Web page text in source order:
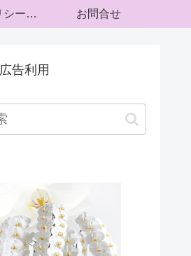
プライバシーポリシー・運営者情報 お問合せ
告利用